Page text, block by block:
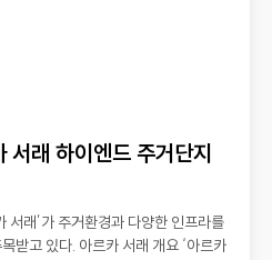
서래 하이엔드 주거단지
서래’가 주거환경과 다양한 인프라를
받고 있다. 아르카 서래 개요 ‘아르카